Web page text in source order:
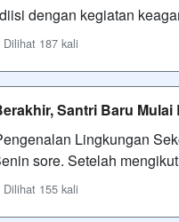
dengan kegiatan
187 kali
Santri Baru
Lingkungan
sore. Setelah
155 kali